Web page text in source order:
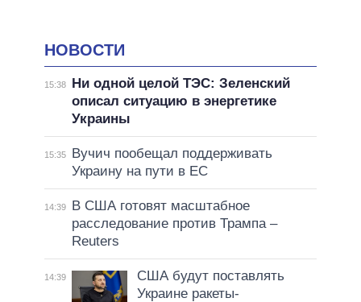
НОВОСТИ
15:38
Ни одной целой ТЭС: Зеленский
описал ситуацию в энергетике
Украины
15:35
Вучич пообещал поддерживать
Украину на пути в ЕС
14:39
В США готовят масштабное
расследование против Трампа –
Reuters
14:39
США будут поставлять
Украине ракеты-